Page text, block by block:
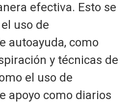
efectiva. Esto se
uso de
autoayuda, como
y técnicas de
el uso de
apoyo como diarios